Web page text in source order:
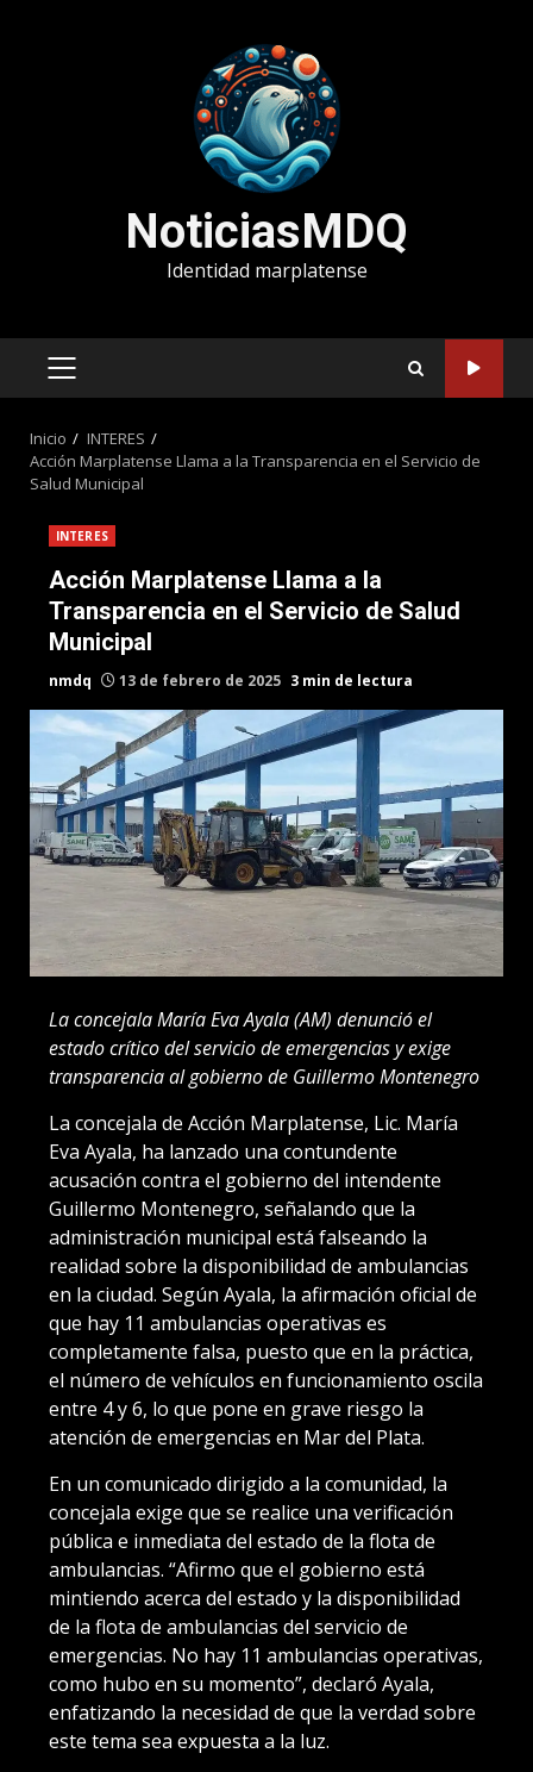
NoticiasMDQ
Identidad marplatense
MENÚ
Inicio
INTERES
Acción Marplatense Llama a la Transparencia en el Servicio de
Salud Municipal
INTERES
Acción Marplatense Llama a la
Transparencia en el Servicio de Salud
Municipal
nmdq 13 de febrero de 2025 3 min de lectura
La concejala María Eva Ayala (AM) denunció el
estado crítico del servicio de emergencias y exige
transparencia al gobierno de Guillermo Montenegro
La concejala de Acción Marplatense, Lic. María
Eva Ayala, ha lanzado una contundente
acusación contra el gobierno del intendente
Guillermo Montenegro, señalando que la
administración municipal está falseando la
realidad sobre la disponibilidad de ambulancias
en la ciudad. Según Ayala, la afirmación oficial de
que hay 11 ambulancias operativas es
completamente falsa, puesto que en la práctica,
el número de vehículos en funcionamiento oscila
entre 4 y 6, lo que pone en grave riesgo la
atención de emergencias en Mar del Plata.
En un comunicado dirigido a la comunidad, la
concejala exige que se realice una verificación
pública e inmediata del estado de la flota de
ambulancias. “Afirmo que el gobierno está
mintiendo acerca del estado y la disponibilidad
de la flota de ambulancias del servicio de
emergencias. No hay 11 ambulancias operativas,
como hubo en su momento”, declaró Ayala,
enfatizando la necesidad de que la verdad sobre
este tema sea expuesta a la luz.